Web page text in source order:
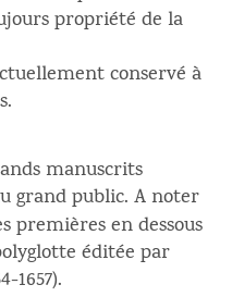
propriété de la
conservé à
manuscrits
grand public. A noter
premières en dessous
éditée par
1657).